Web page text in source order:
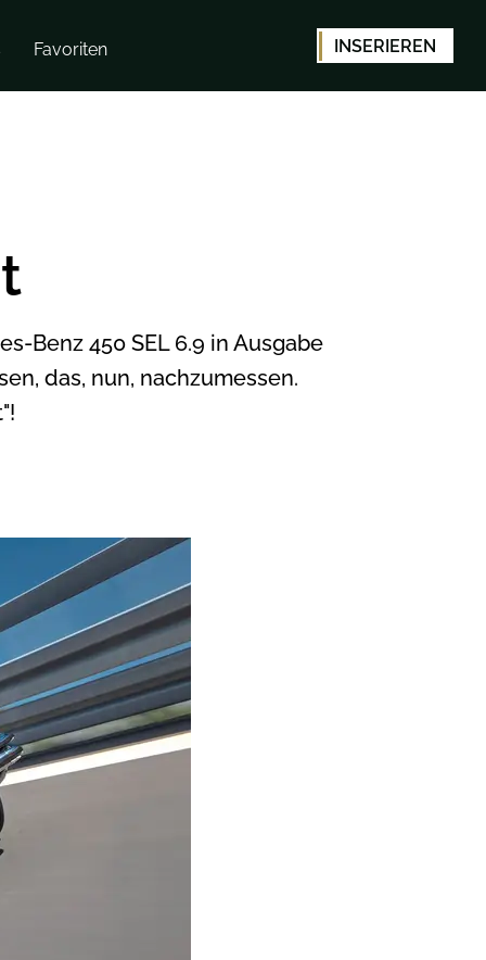
Favoriten INSERIEREN
Benz 450 SEL 6.9 in Ausgabe
das, nun, nachzumessen.